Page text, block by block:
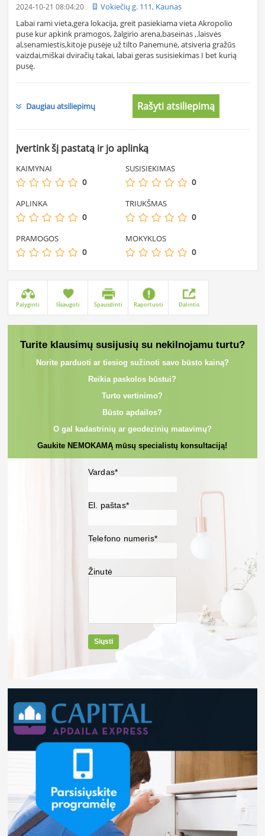
2024-10-21 08:04:20
Vokiečių g. 111, Kaunas
Labai rami vieta,gera lokacija, greit pasiekiama vieta Akropolio
puse kur apkink pramogos, žalgirio arena,baseinas ,.laisvės
al,senamiestis,kitoje pusėje už tilto Panemunė, atsiveria gražūs
vaizdai,miškai dviračių takai, labai geras susisiekimas I bet kurią
pusę.
Daugiau atsiliepimų Rašyti atsiliepimą
Įvertink šį pastatą ir jo aplinką
KAIMYNAI
0
SUSISIEKIMAS
0
APLINKA
0
TRIUKŠMAS
0
PRAMOGOS
0
MOKYKLOS
0
Palyginti Išsaugoti Spausdinti Raportuoti Dalintis
Turite klausimų susijusių su nekilnojamu turtu?
Norite parduoti ar tiesiog sužinoti savo būsto kainą?
Reikia paskolos būstui?
Turto vertinimo?
Būsto apdailos?
O gal kadastrinių ar geodezinių matavimų?
Gaukite NEMOKAMĄ mūsų specialistų konsultaciją!
Vardas*
El. paštas*
Telefono numeris*
Žinutė
Siųsti